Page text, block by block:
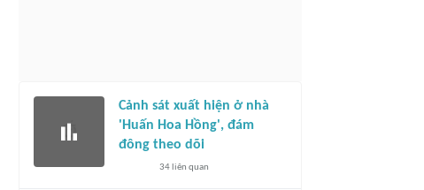
Cảnh sát xuất hiện ở nhà
'Huấn Hoa Hồng', đám
đông theo dõi
34liên quan